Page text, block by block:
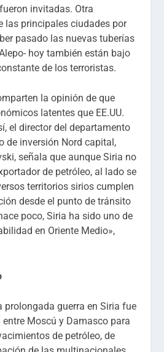
invitadas. Otra
las principales ciudades por
pasado las nuevas tuberías
hoy también están bajo
de los terroristas.
la opinión de que
latentes que EE.UU.
el director del departamento
de inversión Nord capital,
señala que aunque Siria no
de petróleo, al lado se
territorios sirios cumplen
desde el punto de tránsito
poco, Siria ha sido uno de
en Oriente Medio»,
prolongada guerra en Siria fue
Moscú y Damasco para
de petróleo, de